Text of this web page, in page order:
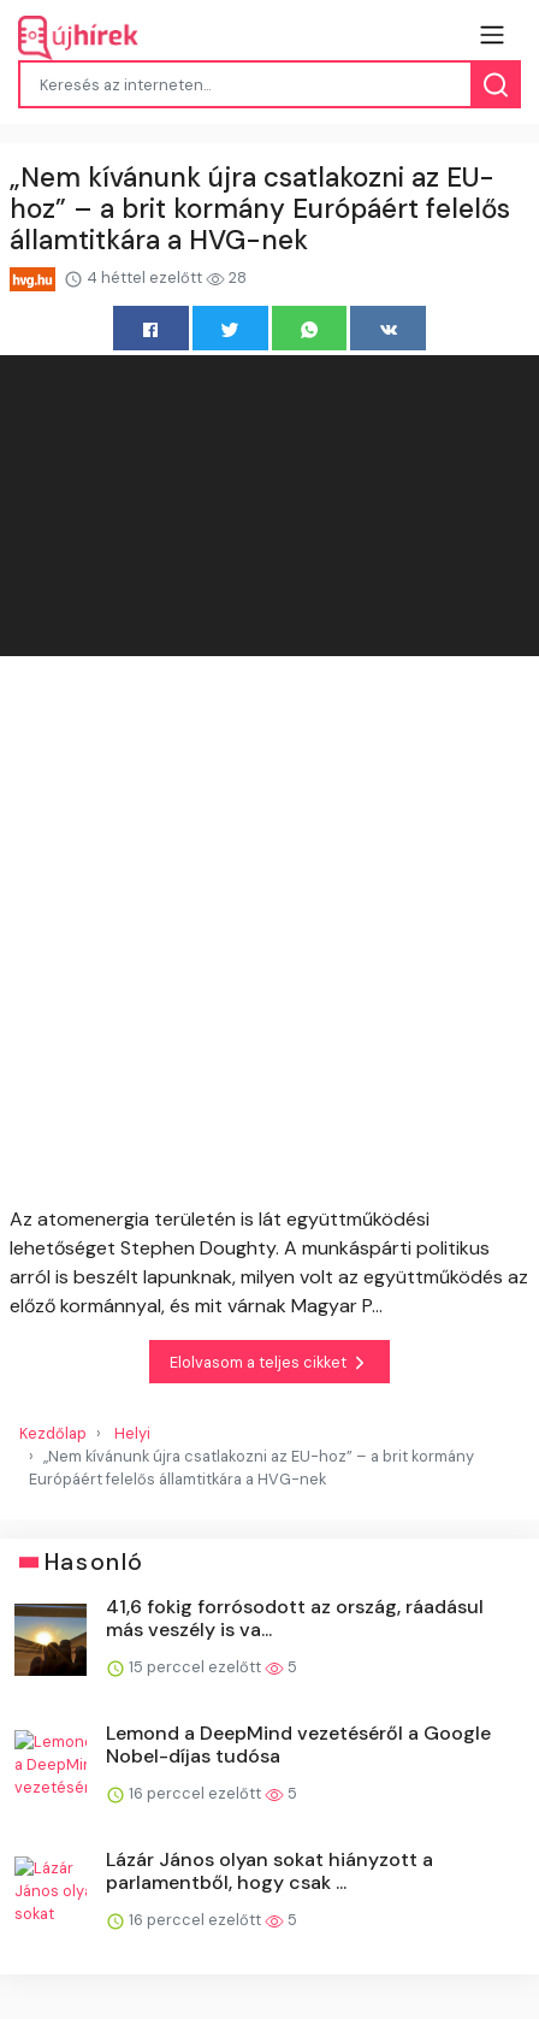
„Nem kívánunk újra csatlakozni az EU-
hoz” – a brit kormány Európáért felelős
államtitkára a HVG-nek
4 héttel ezelőtt 28
Az atomenergia területén is lát együttműködési
lehetőséget Stephen Doughty. A munkáspárti politikus
arról is beszélt lapunknak, milyen volt az együttműködés az
előző kormánnyal, és mit várnak Magyar P...
Elolvasom a teljes cikket
Kezdőlap
Helyi
„Nem kívánunk újra csatlakozni az EU-hoz” – a brit kormány
Európáért felelős államtitkára a HVG-nek
Hasonló
41,6 fokig forrósodott az ország, ráadásul
más veszély is va...
15 perccel ezelőtt 5
Lemond a DeepMind vezetéséről a Google
Nobel-díjas tudósa
16 perccel ezelőtt 5
Lázár János olyan sokat hiányzott a
parlamentből, hogy csak ...
16 perccel ezelőtt 5